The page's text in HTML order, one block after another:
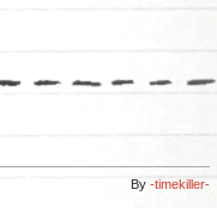
By -timekiller-